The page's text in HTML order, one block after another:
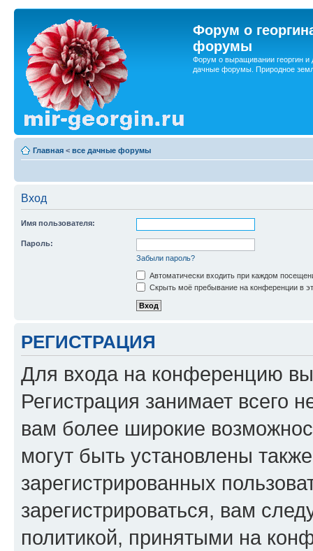
Форум о
форумы
Форум о выращивании георгин и
дачные форумы. Природное
Главная < все дачные форумы
Вход
Имя пользователя:
Пароль:
Забыли пароль?
Автоматически входить при каждом
Скрыть моё пребывание на конференции в
РЕГИСТРАЦИЯ
Для входа на конференцию
Регистрация занимает всего
вам более широкие
могут быть установлены
зарегистрированных
зарегистрироваться, вам
политикой, принятыми на